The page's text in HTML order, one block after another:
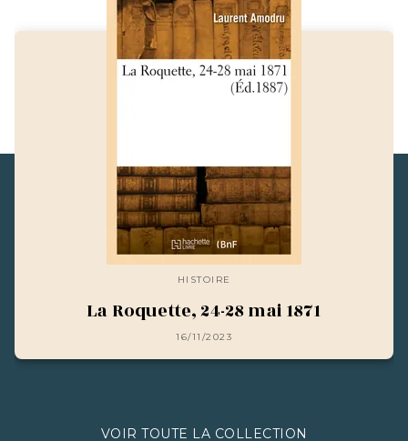
HISTOIRE
La Roquette, 24-28 mai 1871
16/11/2023
VOIR TOUTE LA COLLECTION